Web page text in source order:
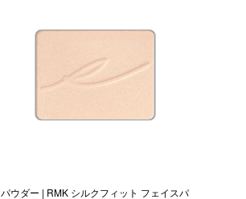
パウダー | RMK シルクフィット フェイスパ